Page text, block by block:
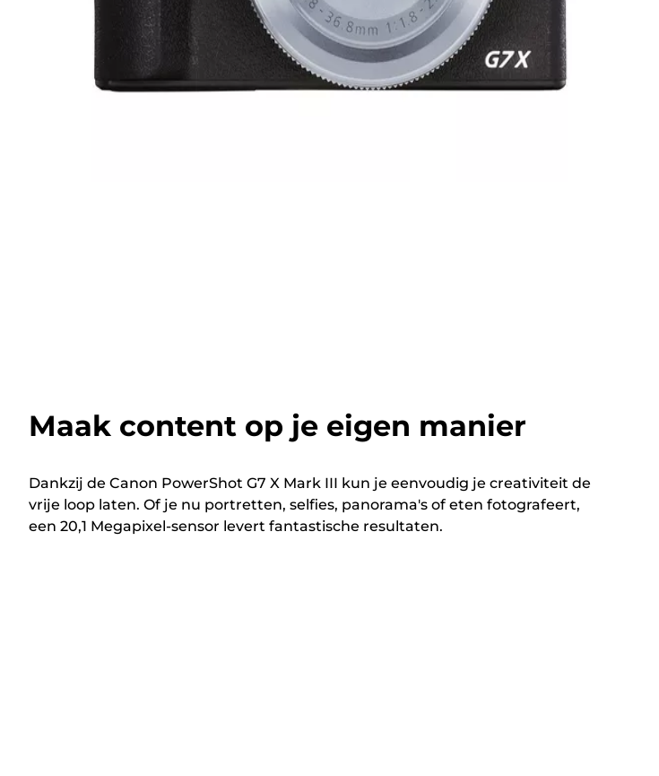
Maak content op je eigen manier
Dankzij de Canon PowerShot G7 X Mark III kun je eenvoudig je creativiteit de
vrije loop laten. Of je nu portretten, selfies, panorama's of eten fotografeert,
een 20,1 Megapixel-sensor levert fantastische resultaten.